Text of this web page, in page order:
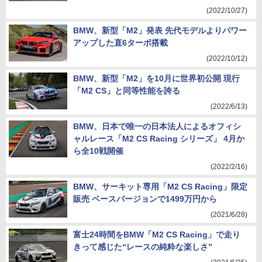
(2022/10/27)
BMW、新型「M2」発表 先代モデルよりパワー
アップした直6ターボ搭載
(2022/10/12)
BMW、新型「M2」を10月に世界初公開 現行
「M2 CS」と同等性能を誇る
(2022/6/13)
BMW、日本で唯一の日本法人によるオフィシ
ャルレース「M2 CS Racing シリーズ」 4月か
ら全10戦開催
(2022/2/16)
BMW、サーキット専用「M2 CS Racing」限定
販売 ベースバージョンで1499万円から
(2021/6/28)
富士24時間をBMW「M2 CS Racing」で走り
きって感じた“レースの純粋な楽しさ”